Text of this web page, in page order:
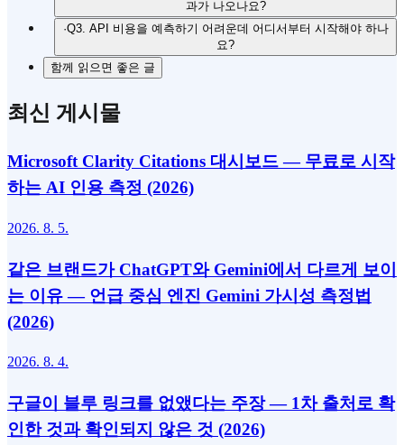
과가 나오나요?
·Q3. API 비용을 예측하기 어려운데 어디서부터 시작해야 하나
요?
함께 읽으면 좋은 글
최신 게시물
Microsoft Clarity Citations 대시보드 — 무료로 시작
하는 AI 인용 측정 (2026)
2026. 8. 5.
같은 브랜드가 ChatGPT와 Gemini에서 다르게 보이
는 이유 — 언급 중심 엔진 Gemini 가시성 측정법
(2026)
2026. 8. 4.
구글이 블루 링크를 없앴다는 주장 — 1차 출처로 확
인한 것과 확인되지 않은 것 (2026)